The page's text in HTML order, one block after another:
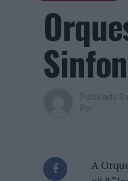
Publicado 3
Por
A